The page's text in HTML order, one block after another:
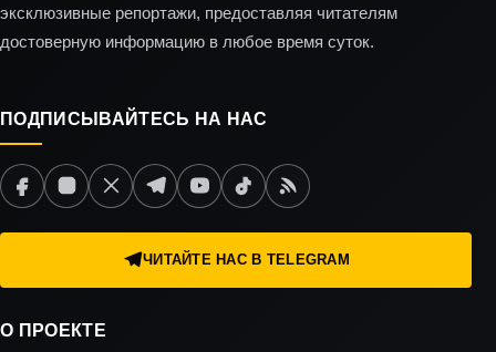
эксклюзивные репортажи, предоставляя читателям
достоверную информацию в любое время суток.
ПОДПИСЫВАЙТЕСЬ НА НАС
ЧИТАЙТЕ НАС В TELEGRAM
О ПРОЕКТЕ